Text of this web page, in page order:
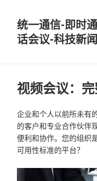
统一通信-即时
话会议-科技新
视频会议：
企业和个人以前所未有
的客户和专业合作伙伴
便利和协作。您的组织
可用性标准的平台？